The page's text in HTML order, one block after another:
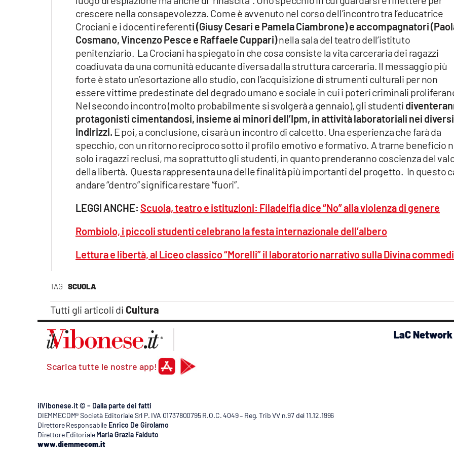
TAG SCUOLA
Tutti gli articoli di Cultura
crescere nella consapevolezza. Come è avvenuto nel corso dell’incontro tra l’educatrice
Crociani e i docenti referenti (Giusy Cesari e Pamela Ciambrone) e accompagnatori
Cosmano, Vincenzo Pesce e Raffaele Cuppari)nella sala del teatro dell’istituto
penitenziario. La Crociani ha spiegato in che cosa consiste la vita carceraria dei ragazzi
coadiuvata da una comunità educante diversa dalla struttura carceraria. Il messaggio più
forte è stato un’esortazione allo studio, con l’acquisizione di strumenti culturali per non
essere vittime predestinate del degrado umano e sociale in cui i poteri criminali
Nel secondo incontro (molto probabilmente si svolgerà a gennaio), gli studenti
protagonisti cimentandosi, insieme ai minori dell’Ipm, in attività laboratoriali nei diversi
indirizzi. E poi, a conclusione, ci sarà un incontro di calcetto. Una esperienza che farà da
specchio, con un ritorno reciproco sotto il profilo emotivo e formativo. A trarne beneficio
solo i ragazzi reclusi, ma soprattutto gli studenti, in quanto prenderanno coscienza del
della libertà. Questa rappresenta una delle finalità più importanti del progetto. In questo
andare “dentro” significa restare “fuori”.
LEGGI ANCHE: Scuola, teatro e istituzioni: Filadelfia dice “No” alla violenza di genere
Rombiolo, i piccoli studenti celebrano la festa internazionale dell’albero
Lettura e libertà, al Liceo classico “Morelli” il laboratorio narrativo sulla Divina
Scarica tutte le nostre app!
LaC Network
ilVibonese.it © – Dalla parte dei fatti
DIEMMECOM® Società Editoriale Srl P. IVA 01737800795 R.O.C. 4049 – Reg. Trib VV n.97 del 11.12.1996
Direttore Responsabile Enrico De Girolamo
Direttore Editoriale Maria Grazia Falduto
www.diemmecom.it